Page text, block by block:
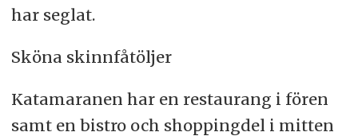
har seglat.
Sköna skinnfåtöljer
Katamaranen har en restaurang i fören
samt en bistro och shoppingdel i mitten